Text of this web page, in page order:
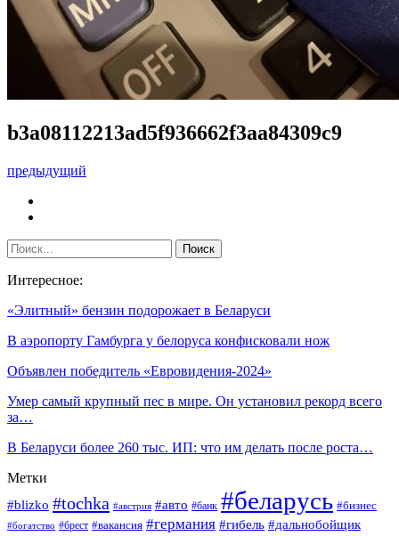
b3a08112213ad5f936662f3aa84309c9
предыдущий
Интересное:
«Элитный» бензин подорожает в Беларуси
В аэропорту Гамбурга у белоруса конфисковали нож
Объявлен победитель «Евровидения-2024»
Умер самый крупный пес в мире. Он установил рекорд всего
за…
В Беларуси более 260 тыс. ИП: что им делать после роста…
Метки
#blizko #tochka #австрия #авто #банк #беларусь #бизнес
#богатство #брест #вакансия #германия #гибель #дальнобойщик